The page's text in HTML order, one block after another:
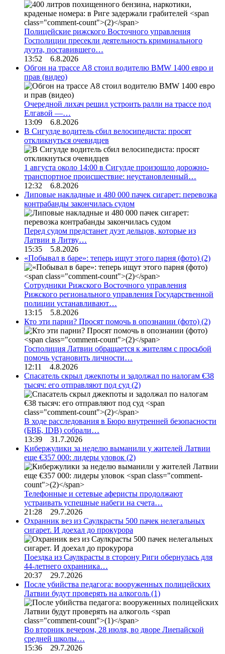
Полицейские рижского Восточного управления
Госполиции пресекли деятельность криминального
дуэта, поставившего…
13:52 6.8.2026
Обгон на трассе А8 стоил водителю BMW 1400 евро и
прав (видео)
Очередной лихач решил устроить ралли на трассе под
Елгавой —…
13:09 6.8.2026
В Сигулде водитель сбил велосипедиста: просят
откликнуться очевидцев
1 августа около 14:00 в Сигулде произошло дорожно-
транспортное происшествие: неустановленный…
12:32 6.8.2026
Липовые накладные и 480 000 пачек сигарет: перевозка
контрабанды закончилась судом
Перед судом предстанет дуэт дельцов, которые из
Латвии в Литву…
15:35 5.8.2026
«Побывал в баре»: теперь ищут этого парня (фото) (2)
Сотрудники Рижского Восточного управления
Рижского регионального управления Государственной
полиции устанавливают…
13:15 5.8.2026
Кто эти парни? Просят помочь в опознании (фото) (2)
Госполиция Латвии обращается к жителям с просьбой
помочь установить личности…
12:11 4.8.2026
Спасатель скрыл джекпоты и задолжал по налогам €38
тысяч: его отправляют под суд (2)
В ходе расследования в Бюро внутренней безопасности
(БВБ, IDB) собрали…
13:39 31.7.2026
Кибержулики за неделю выманили у жителей Латвии
еще €357 000: лидеры уловок (2)
Телефонные и сетевые аферисты продолжают
устраивать успешные набеги на счета…
21:28 29.7.2026
Охранник вез из Саулкрасты 500 пачек нелегальных
сигарет. И доехал до прокурора
Поездка из Саулкрасты в сторону Риги обернулась для
44-летнего охранника…
20:37 29.7.2026
После убийства педагога: вооруженных полицейских
Латвии будут проверять на алкоголь (1)
Во вторник вечером, 28 июля, во дворе Лиепайской
средней школы…
15:36 29.7.2026